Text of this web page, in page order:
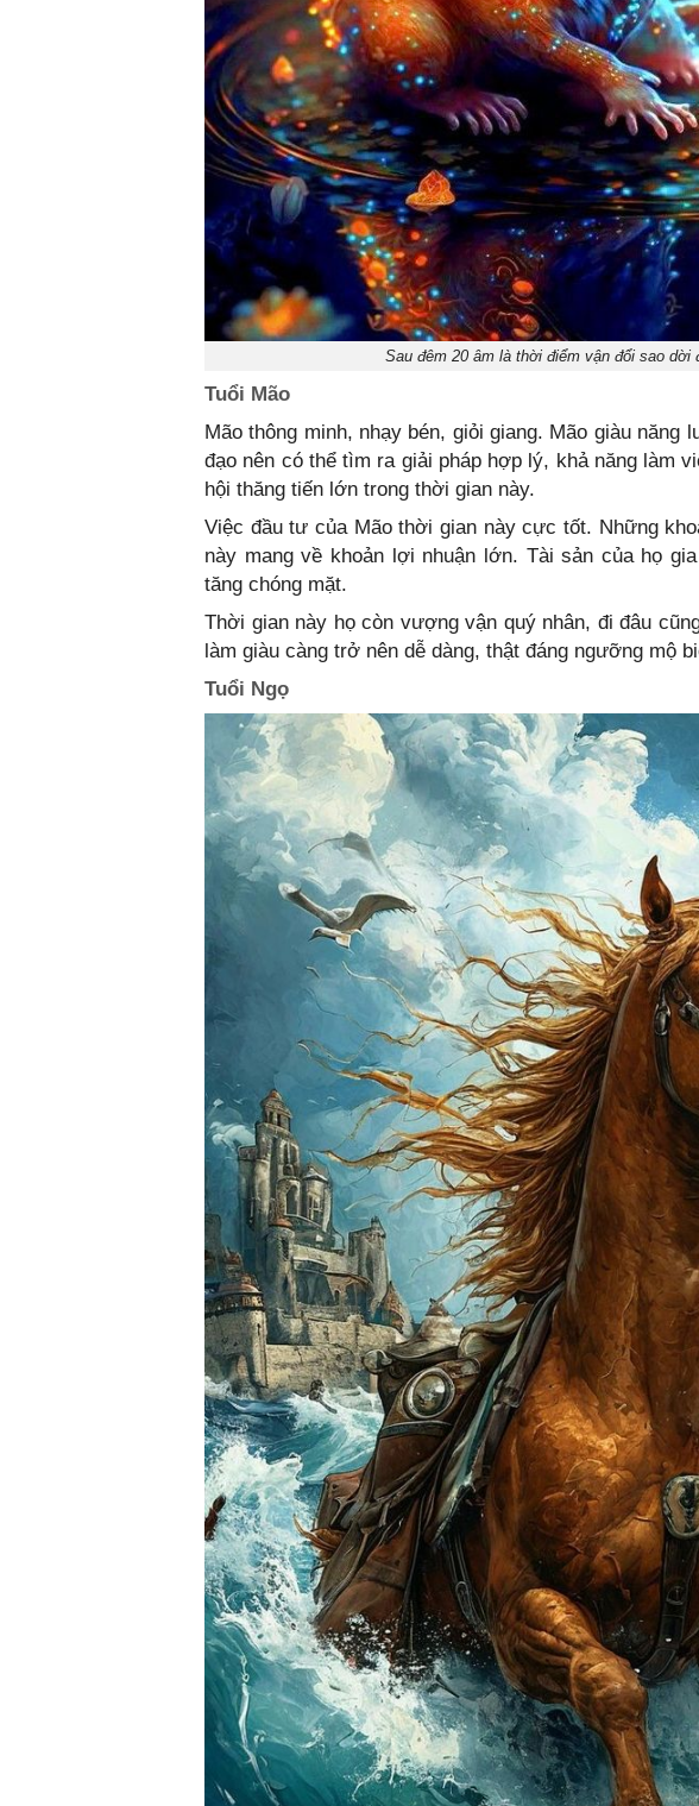
Sau đêm 20 âm là thời điểm vận đổi sao dời
Tuổi Mão
Mão thông minh, nhạy bén, giỏi giang. Mão giàu năng
đạo nên có thể tìm ra giải pháp hợp lý, khả năng làm
hội thăng tiến lớn trong thời gian này.
Việc đầu tư của Mão thời gian này cực tốt. Những
này mang về khoản lợi nhuận lớn. Tài sản của họ
tăng chóng mặt.
Thời gian này họ còn vượng vận quý nhân, đi đâu
làm giàu càng trở nên dễ dàng, thật đáng ngưỡng mộ
Tuổi Ngọ